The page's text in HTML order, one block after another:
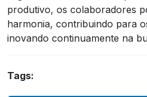
produtivo, os colaboradores
harmonia, contribuindo para
inovando continuamente na
Tags: